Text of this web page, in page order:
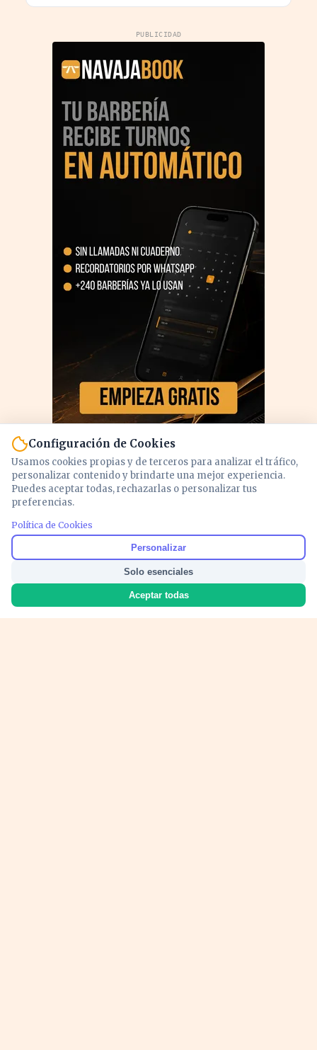
PUBLICIDAD
Configuración de Cookies
Usamos cookies propias y de terceros para analizar el tráfico,
personalizar contenido y brindarte una mejor experiencia.
Puedes aceptar todas, rechazarlas o personalizar tus
preferencias.
Política de Cookies
Personalizar
Solo esenciales
Aceptar todas